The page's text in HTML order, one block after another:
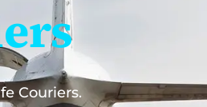
Couriers.